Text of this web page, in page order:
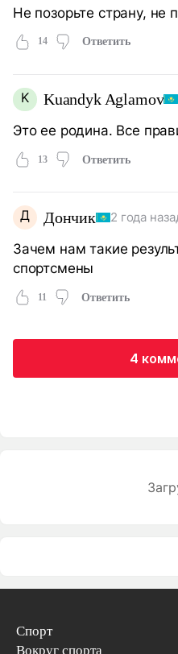
Не позорьте страну, не
14 Ответить
K Kuandyk Aglamov
Это ее родина. Все
13 Ответить
Д Дончик 2 года
Зачем нам такие
спортсмены
11 Ответить
4
Спорт
Вокруг спорта